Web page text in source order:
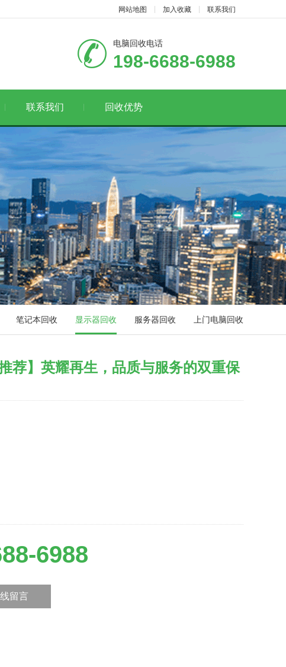
网站地图 加入收藏 联系我们
电脑回收电话
198-6688-6988
联系我们 回收优势
笔记本回收 显示器回收 服务器回收 上门电脑回收
荐】英耀再生，品质与服务的双重保
6988
留言